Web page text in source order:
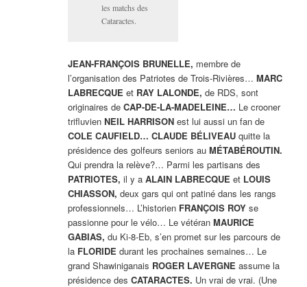
les matchs des
Cataractes.
JEAN-FRANÇOIS BRUNELLE, membre de
l’organisation des Patriotes de Trois-Rivières…MARC
LABRECQUE et RAY LALONDE, de RDS, sont
originaires deCAP-DE-LA-MADELEINE… Le crooner
trifluvienNEIL HARRISON est lui aussi un fan de
COLE CAUFIELD… CLAUDE BÉLIVEAU quitte la
présidence des golfeurs seniors auMÉTABÉROUTIN.
Qui prendra la relève?… Parmi les partisans des
PATRIOTES, il y aALAIN LABRECQUE et LOUIS
CHIASSON, deux gars qui ont patiné dans les rangs
professionnels… L’historien FRANÇOIS ROY se
passionne pour le vélo… Le vétéranMAURICE
GABIAS, du Ki-8-Eb, s’en promet sur les parcours de
la FLORIDE durant les prochaines semaines… Le
grand Shawiniganais ROGER LAVERGNE assume la
présidence desCATARACTES. Un vrai de vrai. (Une